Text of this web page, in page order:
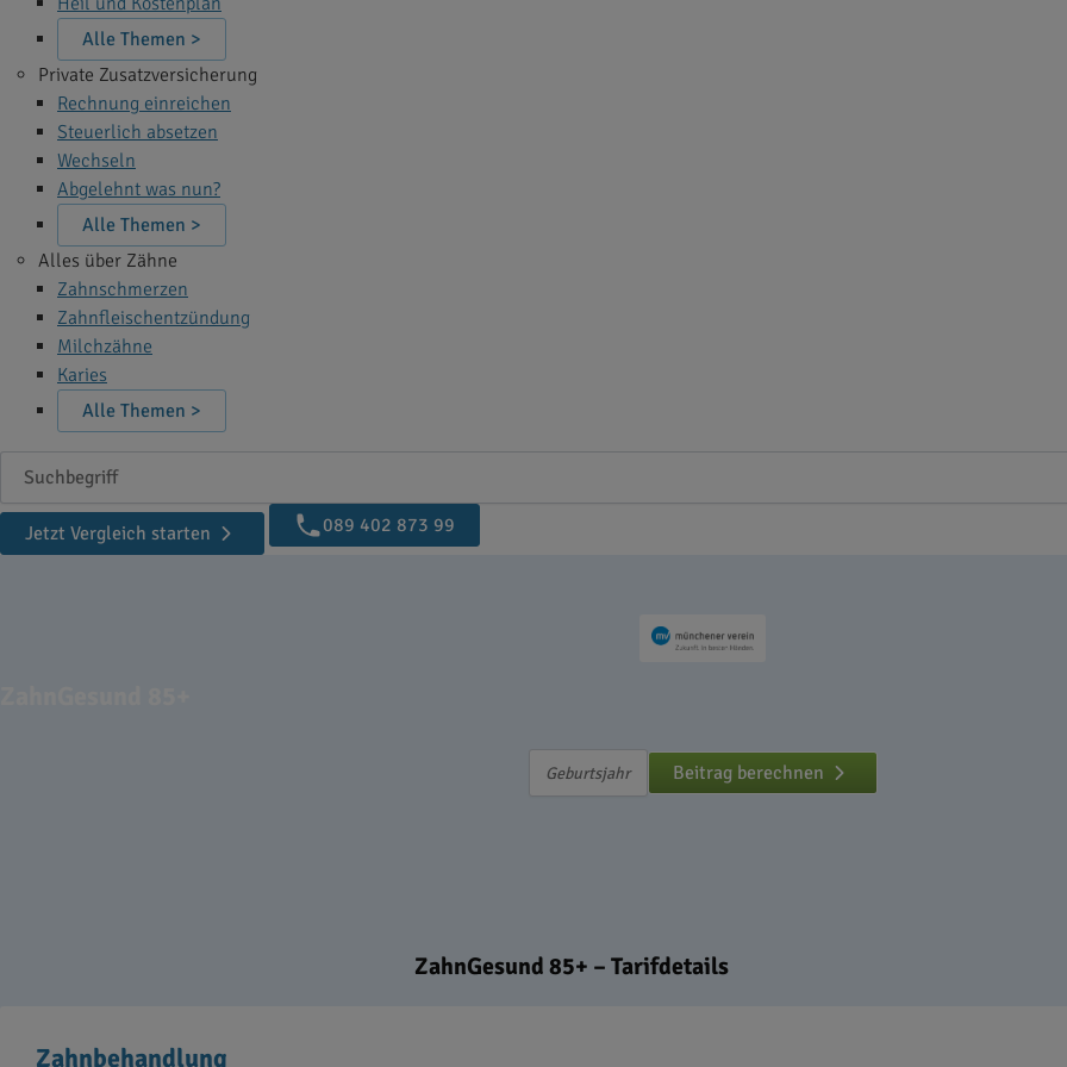
Alle Themen >
Private Zusatzversicherung
Rechnung einreichen
Steuerlich absetzen
Wechseln
Abgelehnt was nun?
Alle Themen >
Alles über Zähne
Zahnschmerzen
Zahnfleischentzündung
Milchzähne
Karies
Alle Themen >
Suchbegriff
Jetzt Vergleich starten
089 402 873 99
Beitrag berechnen
ZahnGesund 85+ – Tarifdetails
Zahnbehandlung